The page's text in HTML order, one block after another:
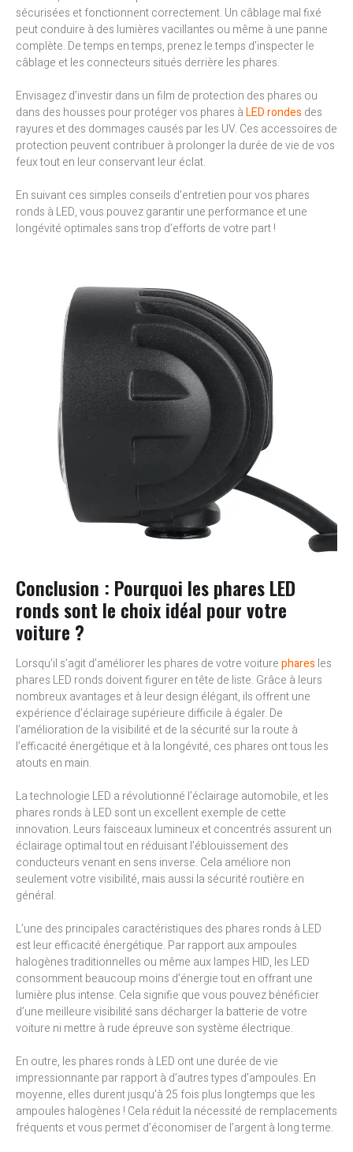
sécurisées et fonctionnent correctement. Un câblage mal fixé
peut conduire à des lumières vacillantes ou même à une panne
complète. De temps en temps, prenez le temps d’inspecter le
câblage et les connecteurs situés derrière les phares.
Envisagez d’investir dans un film de protection des phares ou
dans des housses pour protéger vos phares àLED rondes des
rayures et des dommages causés par les UV. Ces accessoires de
protection peuvent contribuer à prolonger la durée de vie de vos
feux tout en leur conservant leur éclat.
En suivant ces simples conseils d’entretien pour vos phares
ronds à LED, vous pouvez garantir une performance et une
longévité optimales sans trop d’efforts de votre part !
Conclusion : Pourquoi les phares LED
ronds sont le choix idéal pour votre
voiture ?
Lorsqu’il s’agit d’améliorer les phares de votre voiturephares les
phares LED ronds doivent figurer en tête de liste. Grâce à leurs
nombreux avantages et à leur design élégant, ils offrent une
expérience d’éclairage supérieure difficile à égaler. De
l’amélioration de la visibilité et de la sécurité sur la route à
l’efficacité énergétique et à la longévité, ces phares ont tous les
atouts en main.
La technologie LED a révolutionné l’éclairage automobile, et les
phares ronds à LED sont un excellent exemple de cette
innovation. Leurs faisceaux lumineux et concentrés assurent un
éclairage optimal tout en réduisant l’éblouissement des
conducteurs venant en sens inverse. Cela améliore non
seulement votre visibilité, mais aussi la sécurité routière en
général.
L’une des principales caractéristiques des phares ronds à LED
est leur efficacité énergétique. Par rapport aux ampoules
halogènes traditionnelles ou même aux lampes HID, les LED
consomment beaucoup moins d’énergie tout en offrant une
lumière plus intense. Cela signifie que vous pouvez bénéficier
d’une meilleure visibilité sans décharger la batterie de votre
voiture ni mettre à rude épreuve son système électrique.
En outre, les phares ronds à LED ont une durée de vie
impressionnante par rapport à d’autres types d’ampoules. En
moyenne, elles durent jusqu’à 25 fois plus longtemps que les
ampoules halogènes ! Cela réduit la nécessité de remplacements
fréquents et vous permet d’économiser de l’argent à long terme.